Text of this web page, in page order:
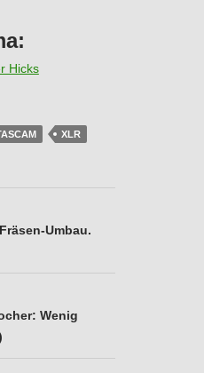
Hicks
XLR
Umbau.
Wenig